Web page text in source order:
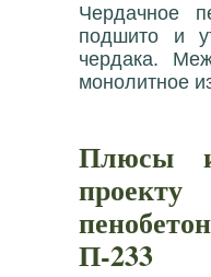
Чердачное
подшито и
чердака.
монолитное
Плюсы
П-233